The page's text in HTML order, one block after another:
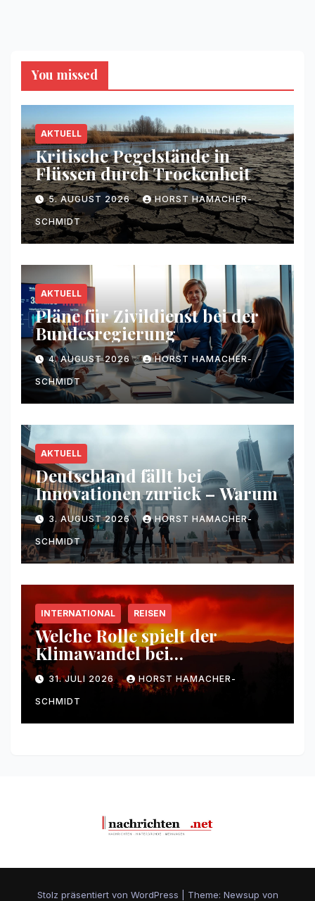
You missed
AKTUELL
Kritische Pegelstände in
Flüssen durch Trockenheit
5. AUGUST 2026 HORST HAMACHER-
SCHMIDT
AKTUELL
Pläne für Zivildienst bei der
Bundesregierung
4. AUGUST 2026 HORST HAMACHER-
SCHMIDT
AKTUELL
Deutschland fällt bei
Innovationen zurück – Warum
3. AUGUST 2026 HORST HAMACHER-
SCHMIDT
INTERNATIONAL REISEN
Welche Rolle spielt der
Klimawandel bei
Waldbränden?
31. JULI 2026 HORST HAMACHER-
SCHMIDT
Stolz präsentiert von WordPress Theme: Newsup von